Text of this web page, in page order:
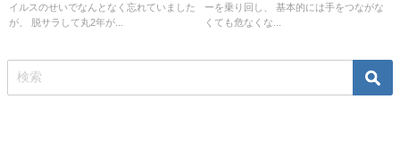
イルスのせいでなんとなく忘れていました
が、 脱サラして丸2年が...
ーを乗り回し、 基本的には手をつながな
くても危なくな...